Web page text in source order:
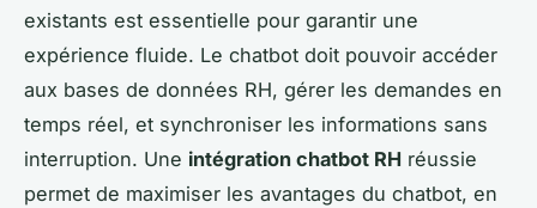
existants est essentielle pour garantir une
expérience fluide. Le chatbot doit pouvoir accéder
aux bases de données RH, gérer les demandes en
temps réel, et synchroniser les informations sans
interruption. Une intégration chatbot RH réussie
permet de maximiser les avantages du chatbot, en